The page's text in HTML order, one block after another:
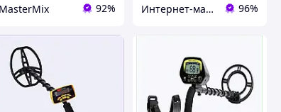
MasterMix 92% Интернет-магазин TVOЁ 96%